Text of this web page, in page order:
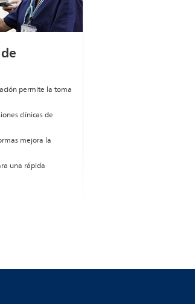
permite la toma
clínicas de
mejora la
una rápida